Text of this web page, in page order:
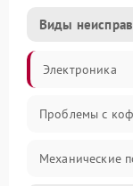
Виды
Электроника
Проблемы с
Механические